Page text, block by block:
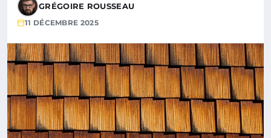
GRÉGOIRE ROUSSEAU
11 DÉCEMBRE 2025